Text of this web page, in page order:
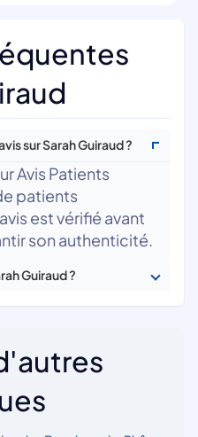
sur Sarah Guiraud ?
Avis Patients
patients
est vérifié avant
son authenticité.
Guiraud ?